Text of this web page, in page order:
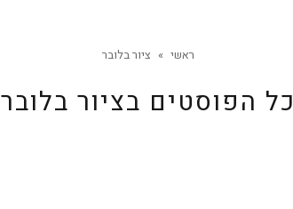
ראשי » ציור בלובר
כל הפוסטים בציור בלובר